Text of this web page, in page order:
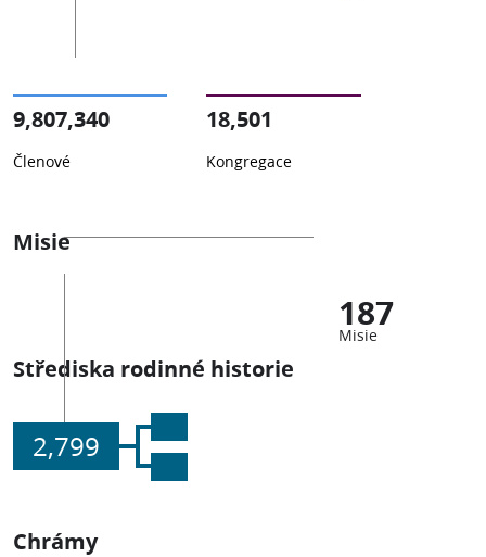
9,807,340
Členové
18,501
Kongregace
Misie
187
Misie
Střediska rodinné historie
2,799
Chrámy